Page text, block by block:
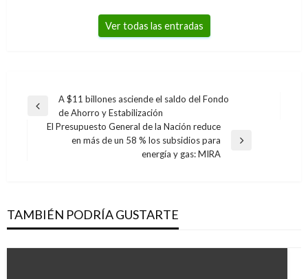
Ver todas las entradas
Navegación
entradas
Entrada
anterior
A $11 billones asciende el saldo del Fondo
de Ahorro y Estabilización
El Presupuesto General de la Nación reduce
en más de un 58 % los subsidios para
energía y gas: MIRA
TAMBIÉN PODRÍA GUSTARTE